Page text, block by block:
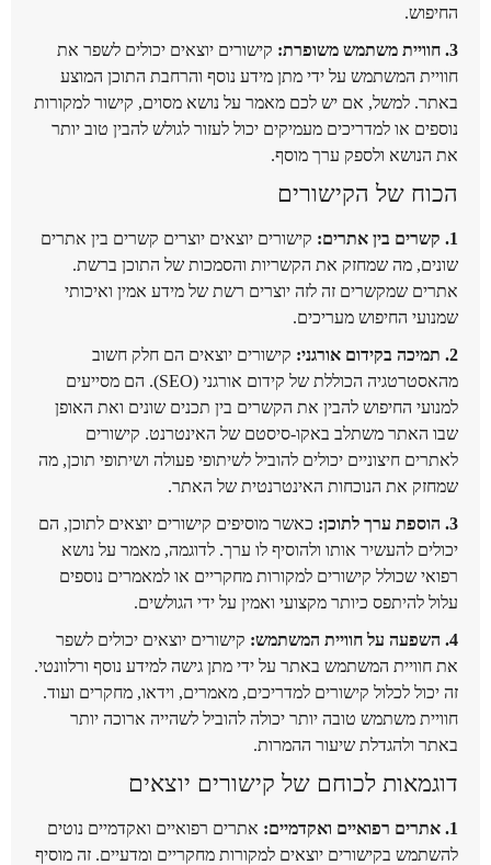
החיפוש.
3. חוויית משתמש משופרת:
קישורים יוצאים יכולים לשפר את
חוויית המשתמש על ידי מתן מידע נוסף והרחבת התוכן המוצע
באתר. למשל, אם יש לכם מאמר על נושא מסוים, קישור למקורות
נוספים או למדריכים מעמיקים יכול לעזור לגולש להבין טוב יותר
את הנושא ולספק ערך מוסף.
הכוח של הקישורים
1. קשרים בין אתרים:
קישורים יוצאים יוצרים קשרים בין אתרים
שונים, מה שמחזק את הקשריות והסמכות של התוכן ברשת.
אתרים שמקשרים זה לזה יוצרים רשת של מידע אמין ואיכותי
שמנועי החיפוש מעריכים.
2. תמיכה בקידום אורגני:
קישורים יוצאים הם חלק חשוב
מהאסטרטגיה הכוללת של קידום אורגני (SEO). הם מסייעים
למנועי החיפוש להבין את הקשרים בין תכנים שונים ואת האופן
שבו האתר משתלב באקו-סיסטם של האינטרנט. קישורים
לאתרים חיצוניים יכולים להוביל לשיתופי פעולה ושיתופי תוכן, מה
שמחזק את הנוכחות האינטרנטית של האתר.
3. הוספת ערך לתוכן:
כאשר מוסיפים קישורים יוצאים לתוכן, הם
יכולים להעשיר אותו ולהוסיף לו ערך. לדוגמה, מאמר על נושא
רפואי שכולל קישורים למקורות מחקריים או למאמרים נוספים
עלול להיתפס כיותר מקצועי ואמין על ידי הגולשים.
4. השפעה על חוויית המשתמש:
קישורים יוצאים יכולים לשפר
את חוויית המשתמש באתר על ידי מתן גישה למידע נוסף ורלוונטי.
זה יכול לכלול קישורים למדריכים, מאמרים, וידאו, מחקרים ועוד.
חוויית משתמש טובה יותר יכולה להוביל לשהייה ארוכה יותר
באתר ולהגדלת שיעור ההמרות.
דוגמאות לכוחם של קישורים יוצאים
1. אתרים רפואיים ואקדמיים:
אתרים רפואיים ואקדמיים נוטים
להשתמש בקישורים יוצאים למקורות מחקריים ומדעיים. זה מוסיף